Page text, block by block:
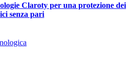
Claroty per una protezione dei
senza pari